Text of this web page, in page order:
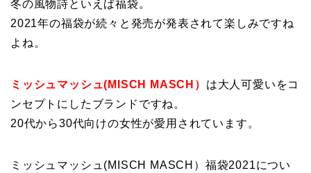
冬の風物詩といえば福袋。
2021年の福袋が続々と発売が発表されて楽しみですね
よね。
ミッシュマッシュ(MISCH MASCH） は大人可愛いをコ
ンセプトにしたブランドですね。
20代から30代向けの女性が愛用されています。
ミッシュマッシュ(MISCH MASCH）福袋2021につい